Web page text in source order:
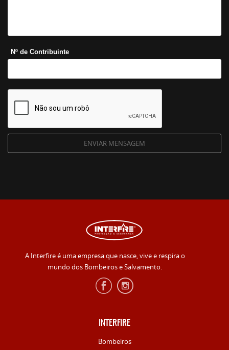
Nº de Contribuinte
A Interfire é uma empresa que nasce, vive e respira o
mundo dos Bombeiros e Salvamento.
INTERFIRE
Bombeiros